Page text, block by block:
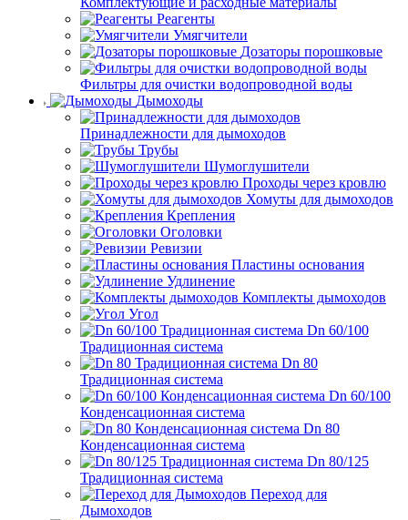
Реагенты
Умягчители
Дозаторы порошковые
Фильтры для очистки водопроводной воды
Дымоходы
Принадлежности для дымоходов
Трубы
Шумоглушители
Проходы через кровлю
Хомуты для дымоходов
Крепления
Оголовки
Ревизии
Пластины основания
Удлинение
Комплекты дымоходов
Угол
Dn 60/100
Традиционная система
Dn 80
Традиционная система
Dn 60/100
Конденсационная система
Dn 80
Конденсационная система
Dn 80/125
Традиционная система
Переход для
Дымоходов